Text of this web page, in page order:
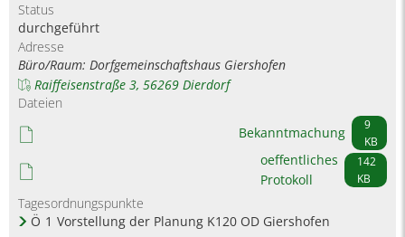
Status
durchgeführt
Adresse
Büro/Raum: Dorfgemeinschaftshaus Giershofen
Raiffeisenstraße 3, 56269 Dierdorf
Dateien
Bekanntmachung
9
KB
oeffentliches
Protokoll
142
KB
Tagesordnungspunkte
Ö 1 Vorstellung der Planung K120 OD Giershofen